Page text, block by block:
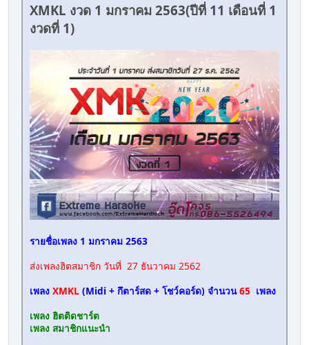
XMKL งวด 1 มกราคม 2563(ปีที่ 11 เดือนที่ 1
งวดที่ 1)
รายชื่อเพลง 1 มกราคม 2563
ส่งเพลงฮิตสมาชิก วันที่ 27 ธันวาคม 2562
เพลง XMKL (Midi + กึตาร์สด + โชว์คอร์ด) จำนวน65 เพลง
เพลง ฮิตติดชาร์ต
เพลง สมาชิกแนะนำ